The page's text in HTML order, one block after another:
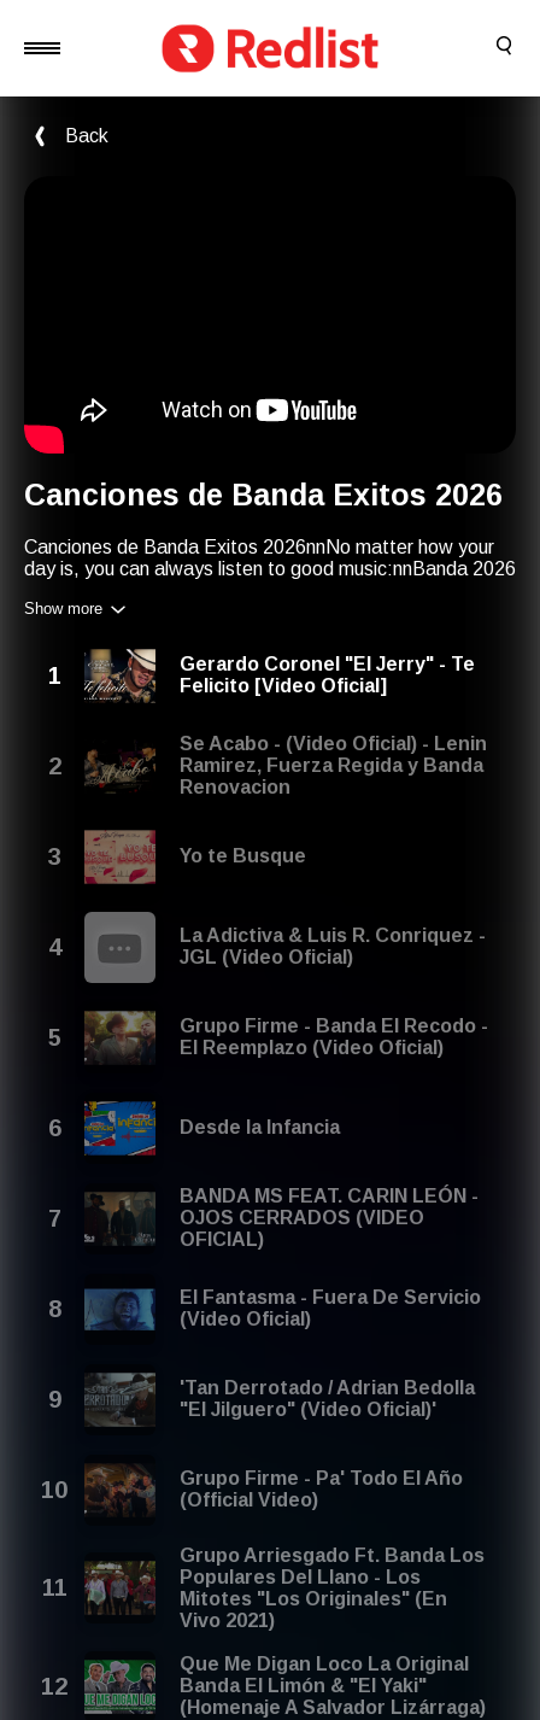
Back
Canciones de Banda Exitos 2026
Canciones de Banda Exitos 2026nnNo matter how your
day is, you can always listen to good music:nnBanda 2026
Banda -http://bit.ly/2WnI2fGnnWe
could find our playlist like this: Canciones de Banda Exitos
2027nnLast Year's Title: Canciones de Banda Exitos
Show more
Gerardo Coronel "El Jerry" - Te
Felicito [Video Oficial]
Se Acabo - (Video Oficial) - Lenin
Ramirez, Fuerza Regida y Banda
Renovacion
Yo te Busque
La Adictiva & Luis R. Conriquez -
JGL (Video Oficial)
Grupo Firme - Banda El Recodo -
El Reemplazo (Video Oficial)
Desde la Infancia
BANDA MS FEAT. CARIN LEÓN -
OJOS CERRADOS (VIDEO
OFICIAL)
El Fantasma - Fuera De Servicio
(Video Oficial)
'Tan Derrotado / Adrian Bedolla
"El Jilguero" (Video Oficial)'
Grupo Firme - Pa' Todo El Año
(Official Video)
Grupo Arriesgado Ft. Banda Los
Populares Del Llano - Los
Mitotes "Los Originales" (En
Vivo 2021)
Que Me Digan Loco La Original
Banda El Limón & "El Yaki"
(Homenaje A Salvador Lizárraga)